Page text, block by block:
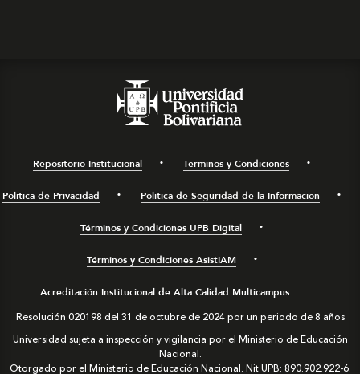
Repositorio Institucional Términos y Condiciones
Política de Privacidad Política de Seguridad de la Información
Términos y Condiciones UPB Digital
Términos y Condiciones AsistIAM
Acreditación Institucional de Alta Calidad Multicampus.
Resolución 020198 del 31 de octubre de 2024 por un periodo de 8 años
Universidad sujeta a inspección y vigilancia por el Ministerio de Educación
Nacional.
Otorgado por el Ministerio de Educación Nacional. Nit UPB: 890.902.922-6.